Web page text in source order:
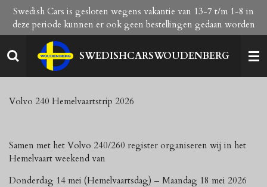
Ga
direct
naar
de
hoofdinhoud
SWEDISHCARSWOUDENBERG
Swedish Cars is gesloten wegens vakantie van 13-7 t/m 1-8 in
deze periode kunnen er ook geen bestellingen gedaan worden
Volvo 240 Hemelvaartstrip 2026
Samen met het Volvo 240/260 register organiseren wij in het
Hemelvaart weekend van
Donderdag 14 mei (Hemelvaartsdag) – Maandag 18 mei 2026